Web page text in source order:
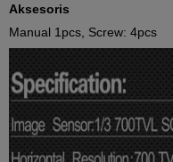
Aksesoris
Manual 1pcs, Screw: 4pcs